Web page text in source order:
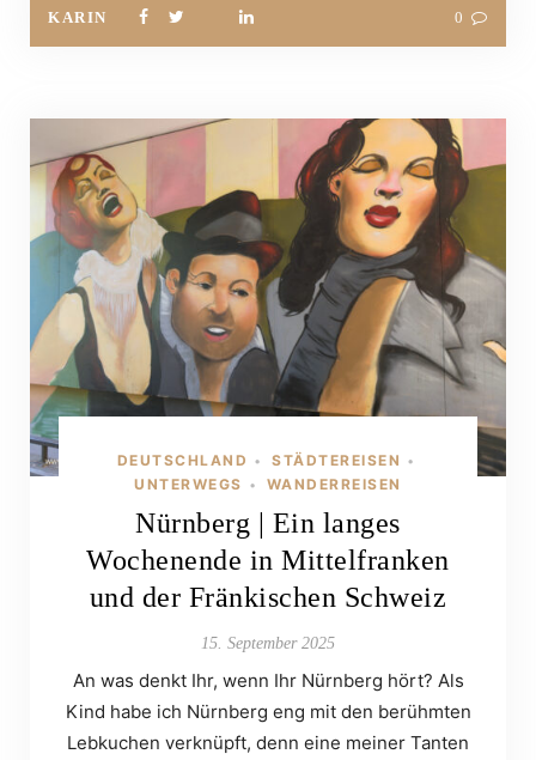
KARIN 0
DEUTSCHLAND • STÄDTEREISEN •
UNTERWEGS • WANDERREISEN
Nürnberg | Ein langes
Wochenende in Mittelfranken
und der Fränkischen Schweiz
15. September 2025
An was denkt Ihr, wenn Ihr Nürnberg hört? Als
Kind habe ich Nürnberg eng mit den berühmten
Lebkuchen verknüpft, denn eine meiner Tanten